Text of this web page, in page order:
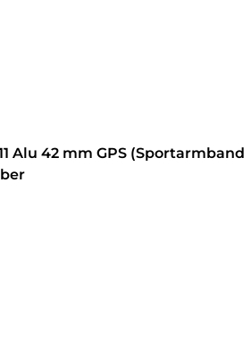
Alu 42 mm GPS (Sportarmband